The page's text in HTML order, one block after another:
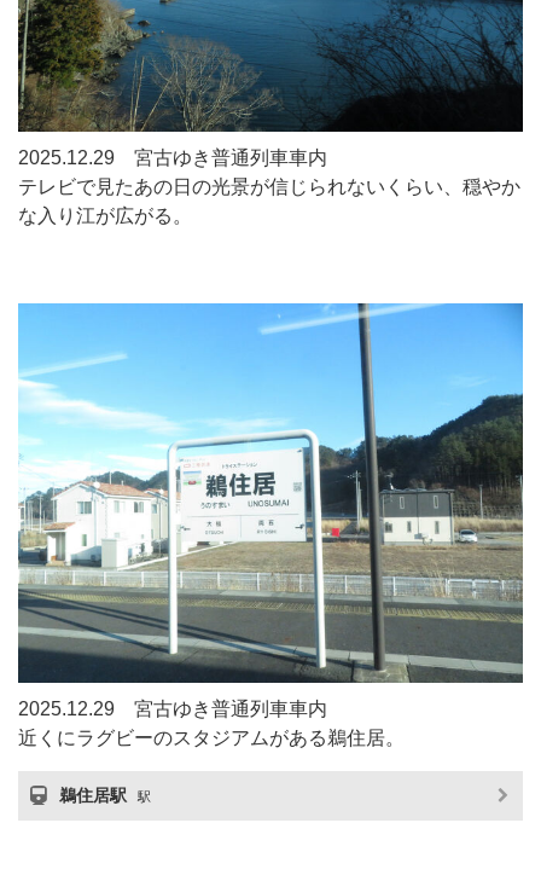
2025.12.29 宮古ゆき普通列車車内
テレビで見たあの日の光景が信じられないくらい、穏やか
な入り江が広がる。
2025.12.29 宮古ゆき普通列車車内
近くにラグビーのスタジアムがある鵜住居。
鵜住居駅 駅